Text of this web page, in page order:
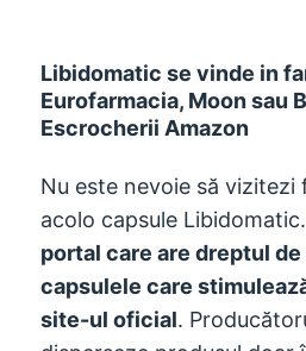
Libidomatic se vinde in
Eurofarmacia, Moon sau
Escrocherii Amazon
Nu este nevoie să vizitezi
acolo capsule
portal care are dreptul
capsulele care
site-ul oficial.